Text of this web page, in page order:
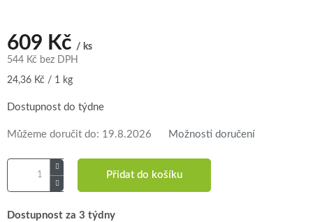
609 Kč / ks
544 Kč bez DPH
Měrná
24,36 Kč / 1 kg
Dostupnost do týdne
Můžeme doručit do: 19.8.2026 Možnosti doručení
Přidat do košíku
Dostupnost za 3 týdny